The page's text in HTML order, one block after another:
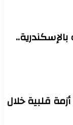
قلبية خلال